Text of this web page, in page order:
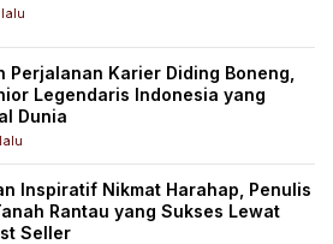
lalu
Perjalanan Karier Diding Boneng,
Legendaris Indonesia yang
Dunia
Inspiratif Nikmat Harahap, Penulis
Rantau yang Sukses Lewat
Seller